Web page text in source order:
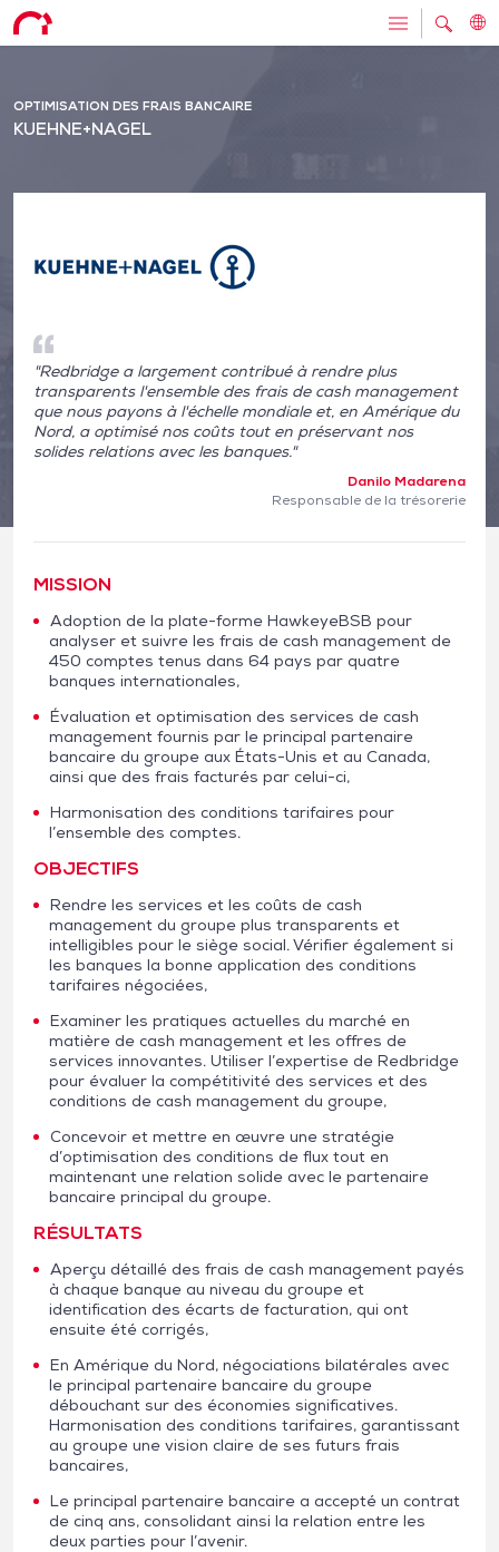
OPTIMISATION DES FRAIS BANCAIRE
KUEHNE+NAGEL
"Redbridge a largement contribué à rendre plus
transparents l'ensemble des frais de cash management
que nous payons à l'échelle mondiale et, en Amérique du
Nord, a optimisé nos coûts tout en préservant nos
solides relations avec les banques."
Danilo Madarena
Responsable de la trésorerie
MISSION
Adoption de la plate-forme HawkeyeBSB pour
analyser et suivre les frais de cash management de
450 comptes tenus dans 64 pays par quatre
banques internationales,
Évaluation et optimisation des services de cash
management fournis par le principal partenaire
bancaire du groupe aux États-Unis et au Canada,
ainsi que des frais facturés par celui-ci,
Harmonisation des conditions tarifaires pour
l’ensemble des comptes.
OBJECTIFS
Rendre les services et les coûts de cash
management du groupe plus transparents et
intelligibles pour le siège social. Vérifier également si
les banques la bonne application des conditions
tarifaires négociées,
Examiner les pratiques actuelles du marché en
matière de cash management et les offres de
services innovantes. Utiliser l’expertise de Redbridge
pour évaluer la compétitivité des services et des
conditions de cash management du groupe,
Concevoir et mettre en œuvre une stratégie
d’optimisation des conditions de flux tout en
maintenant une relation solide avec le partenaire
bancaire principal du groupe.
RÉSULTATS
Aperçu détaillé des frais de cash management payés
à chaque banque au niveau du groupe et
identification des écarts de facturation, qui ont
ensuite été corrigés,
En Amérique du Nord, négociations bilatérales avec
le principal partenaire bancaire du groupe
débouchant sur des économies significatives.
Harmonisation des conditions tarifaires, garantissant
au groupe une vision claire de ses futurs frais
bancaires,
Le principal partenaire bancaire a accepté un contrat
de cinq ans, consolidant ainsi la relation entre les
deux parties pour l’avenir.